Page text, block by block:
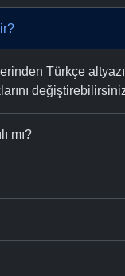
Türkçe
mı?